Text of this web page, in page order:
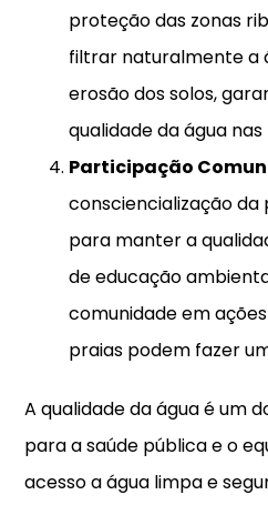
proteção das zonas
filtrar naturalmente a
erosão dos solos,
qualidade da água
Participação
consciencialização da
para manter a
de educação
comunidade em
praias podem fazer
A qualidade da água é um
para a saúde pública e o
acesso a água limpa e